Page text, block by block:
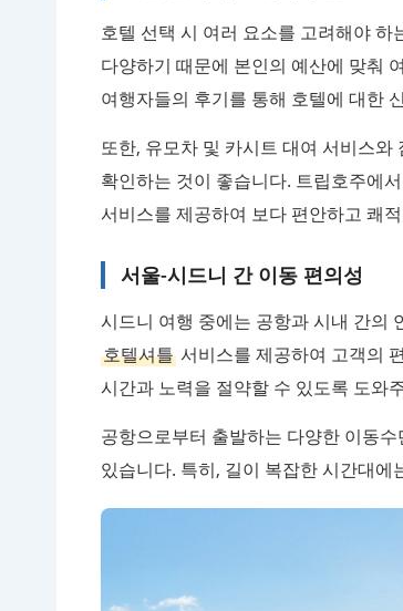
호텔 선택 시 여러 요소를 고려해야 하
다양하기 때문에 본인의 예산에 맞춰
여행자들의 후기를 통해 호텔에 대한
또한, 유모차 및 카시트 대여 서비스
확인하는 것이 좋습니다. 트립호주에
서비스를 제공하여 보다 편안하고 쾌
서울-시드니 간 이동 편의성
시드니 여행 중에는 공항과 시내 간의
호텔셔틀 서비스를 제공하여 고객의
시간과 노력을 절약할 수 있도록 도와
공항으로부터 출발하는 다양한 이동
있습니다. 특히, 길이 복잡한 시간대